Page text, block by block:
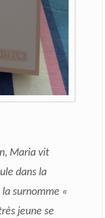
Maria vit
dans la
surnomme «
jeune se